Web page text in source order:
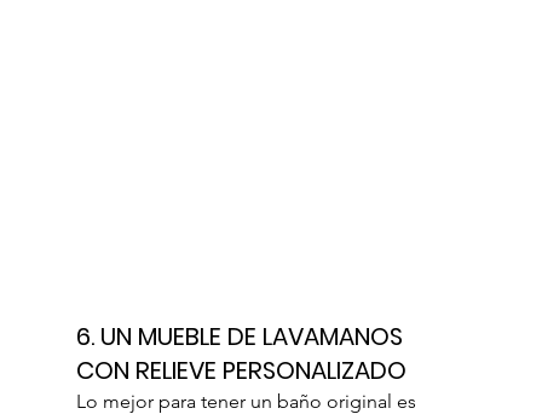
6. UN MUEBLE DE LAVAMANOS
CON RELIEVE PERSONALIZADO
Lo mejor para tener un baño original es